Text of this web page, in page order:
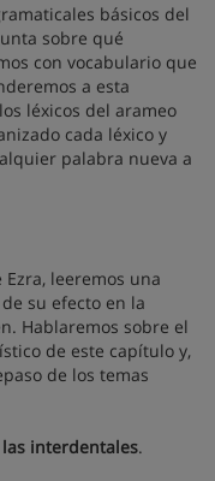
básicos del
sobre qué
con vocabulario que
a esta
léxicos del arameo
cada léxico y
palabra nueva a
leeremos una
su efecto en la
Hablaremos sobre el
de este capítulo y,
de los temas
interdentales.